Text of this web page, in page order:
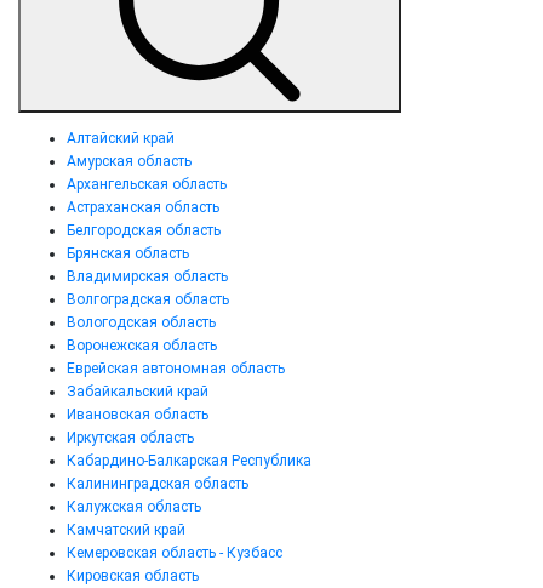
Алтайский край
Амурская область
Архангельская область
Астраханская область
Белгородская область
Брянская область
Владимирская область
Волгоградская область
Вологодская область
Воронежская область
Еврейская автономная область
Забайкальский край
Ивановская область
Иркутская область
Кабардино-Балкарская Республика
Калининградская область
Калужская область
Камчатский край
Кемеровская область - Кузбасс
Кировская область